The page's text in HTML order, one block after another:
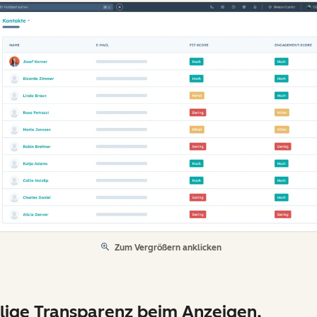
Zum Vergrößern anklicken
Transparenz beim Anzeigen,